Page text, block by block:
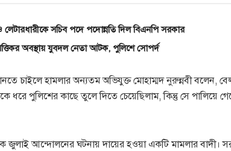
সচিব পদে পদোন্নতি দিল বিএনপি সরকার
অবস্থায় যুবদল নেতা আটক, পুলিশে সোপর্দ
চাইলে হামলার অন্যতম অভিযুক্ত মোহাম্মদ নুরুন্নবী বলেন,
ধরে পুলিশের কাছে তুলে দিতে চেয়েছিলাম, কিন্তু সে পালিয়ে
জুলাই আন্দোলনের ঘটনায় দায়ের হওয়া একটি মামলার বাদী।